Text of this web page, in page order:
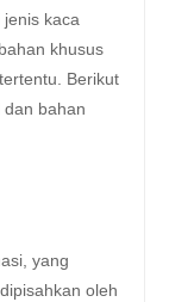
kaca
khusus
Berikut
dan bahan
yang
oleh